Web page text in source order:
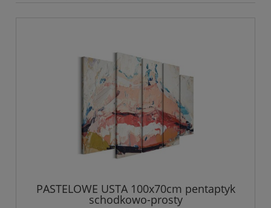
PASTELOWE USTA 100x70cm pentaptyk
schodkowo-prosty